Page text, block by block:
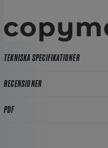
TEKNISKA SPECIFIKATIONER
RECENSIONER
PDF